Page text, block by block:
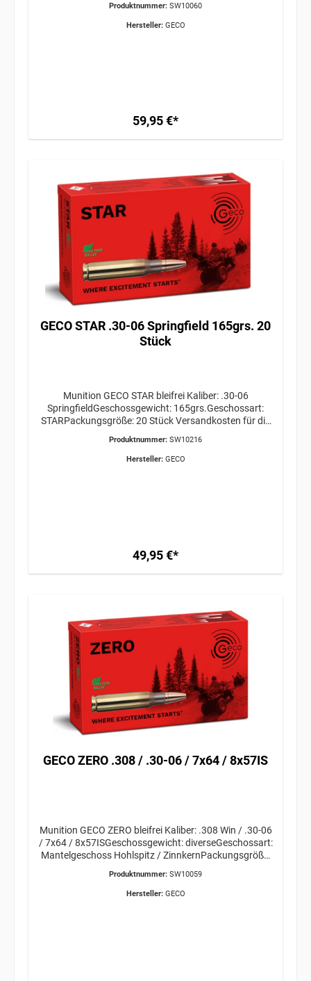
bitte VOR Bestellabschluss bei uns anfragen!
ERWERBSBERECHTIGUNG ERFORDERLICH /
Produktnummer: SW10060
Hersteller: GECO
59,95 €*
GECO STAR .30-06 Springfield 165grs. 20
Stück
Munition GECO STAR bleifrei Kaliber: .30-06
SpringfieldGeschossgewicht: 165grs.Geschossart:
STARPackungsgröße: 20 Stück Versandkosten für die
/ GEFAHRGUT / VERSAND AB 34,95€
Produktnummer: SW10216
Hersteller: GECO
49,95 €*
GECO ZERO .308 / .30-06 / 7x64 / 8x57IS
Munition GECO ZERO bleifrei Kaliber: .308 Win / .30-06
/ 7x64 / 8x57ISGeschossgewicht: diverseGeschossart:
Mantelgeschoss Hohlspitz / ZinnkernPackungsgröße:
bitte VOR Bestellabschluss bei uns anfragen!
ERWERBSBERECHTIGUNG ERFORDERLICH /
Produktnummer: SW10059
Hersteller: GECO